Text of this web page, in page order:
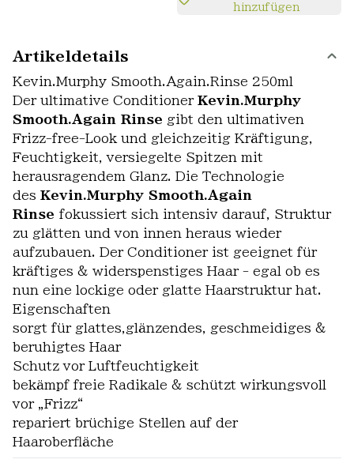
hinzufügen
Artikeldetails
Kevin.Murphy Smooth.Again.Rinse 250ml
Der ultimative Conditioner Kevin.Murphy
Smooth.Again Rinse gibt den ultimativen
Frizz-free-Look und gleichzeitig Kräftigung,
Feuchtigkeit, versiegelte Spitzen mit
herausragendem Glanz. Die Technologie
des Kevin.Murphy Smooth.Again
Rinse fokussiert sich intensiv darauf, Struktur
zu glätten und von innen heraus wieder
aufzubauen. Der Conditioner ist geeignet für
kräftiges & widerspenstiges Haar - egal ob es
nun eine lockige oder glatte Haarstruktur hat.
Eigenschaften
sorgt für glattes,glänzendes, geschmeidiges &
beruhigtes Haar
Schutz vor Luftfeuchtigkeit
bekämpf freie Radikale & schützt wirkungsvoll
vor „Frizz“
repariert brüchige Stellen auf der
Haaroberfläche